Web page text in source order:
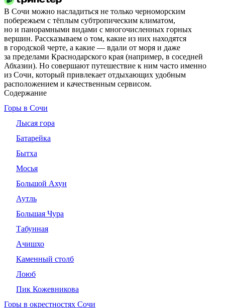
В Сочи можно насладиться не только черноморским
побережьем с тёплым субтропическим климатом,
но и панорамными видами с многочисленных горных
вершин. Рассказываем о том, какие из них находятся
в городской черте, а какие — вдали от моря и даже
за пределами Краснодарского края (например, в соседней
Абхазии). Но совершают путешествие к ним часто именно
из Сочи, который привлекает отдыхающих удобным
расположением и качественным сервисом.
Содержание
Горы в Сочи
Лысая гора
Батарейка
Бытха
Мосья
Большой Ахун
Аутль
Большая Чура
Табунная
Ачишхо
Каменный столб
Лоюб
Пик Кожевникова
Горы в окрестностях Сочи